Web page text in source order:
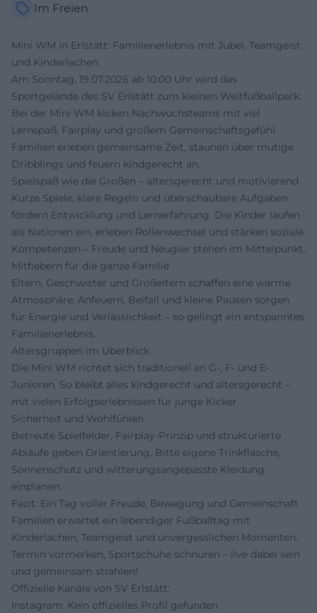
Im Freien
Mini WM in Erlstätt: Familienerlebnis mit Jubel, Teamgeist
und Kinderlachen
Am Sonntag, 19.07.2026 ab 10:00 Uhr wird das
Sportgelände des SV Erlstätt zum kleinen Weltfußballpark:
Bei der Mini WM kicken Nachwuchsteams mit viel
Lernspaß, Fairplay und großem Gemeinschaftsgefühl.
Familien erleben gemeinsame Zeit, staunen über mutige
Dribblings und feuern kindgerecht an.
Spielspaß wie die Großen – altersgerecht und motivierend
Kurze Spiele, klare Regeln und überschaubare Aufgaben
fördern Entwicklung und Lernerfahrung. Die Kinder laufen
als Nationen ein, erleben Rollenwechsel und stärken soziale
Kompetenzen – Freude und Neugier stehen im Mittelpunkt.
Mitfiebern für die ganze Familie
Eltern, Geschwister und Großeltern schaffen eine warme
Atmosphäre. Anfeuern, Beifall und kleine Pausen sorgen
für Energie und Verlässlichkeit – so gelingt ein entspanntes
Familienerlebnis.
Altersgruppen im Überblick
Die Mini WM richtet sich traditionell an G-, F- und E-
Junioren. So bleibt alles kindgerecht und altersgerecht –
mit vielen Erfolgserlebnissen für junge Kicker.
Sicherheit und Wohlfühlen
Betreute Spielfelder, Fairplay-Prinzip und strukturierte
Abläufe geben Orientierung. Bitte eigene Trinkflasche,
Sonnenschutz und witterungsangepasste Kleidung
einplanen.
Fazit: Ein Tag voller Freude, Bewegung und Gemeinschaft
Familien erwartet ein lebendiger Fußballtag mit
Kinderlachen, Teamgeist und unvergesslichen Momenten.
Termin vormerken, Sportschuhe schnüren – live dabei sein
und gemeinsam strahlen!
Offizielle Kanäle von SV Erlstätt:
Instagram: Kein offizielles Profil gefunden